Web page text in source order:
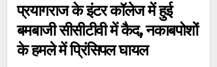
प्रयागराज के इंटर कॉलेज में हुई
बमबाजी सीसीटीवी में कैद, नकाबपोशों
के हमले में प्रिंसिपल घायल